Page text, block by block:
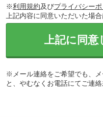
※利用規約及びプライバシー
上記内容に同意いただいた場
上記に同意
※メール連絡をご希望でも、
と、やむなくお電話にてご連